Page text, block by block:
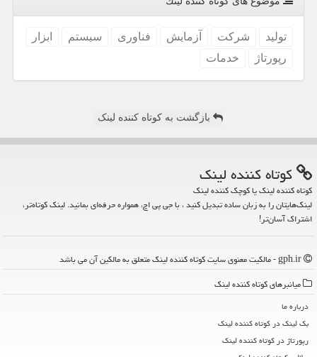
تولید شركت آزمایش فناوری سیستم
ابزار
رپورتاژ
خدمات
بازگشت به کوتاه کننده لینک
كوتاه كننده لینك
کوتاه کننده لینک یا کوچک کننده لینک
لینک‌هایتان را به زبان ساده تبدیل کنید ، با جی پی اچ، همواره حرفه‌ای بمانید. لینک کوتاه‌تر،
اشتراک آسان‌تر!
میانبرهای كوتاه كننده لینك
درباره ما
بک لینک در كوتاه كننده لینك
رپورتاژ در كوتاه كننده لینك